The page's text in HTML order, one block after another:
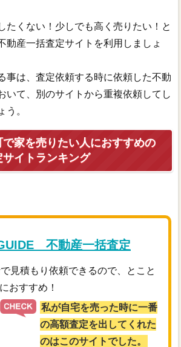
たくない！少しでも高く売りたい！と
動産一括査定サイトを利用しましょ
事は、査定依頼する時に依頼した不動
いて、別のサイトから重複依頼してし
う。
家を売りたい人におすすめの
イトランキング
不動産一括査定
見積もり依頼できるので、とこと
おすすめ！
私が自宅を売った時に一番
の高額査定を出してくれた
のはこのサイトでした。